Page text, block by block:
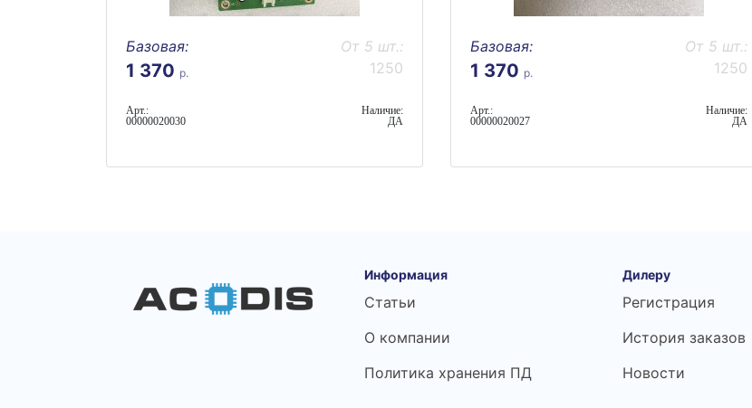
Базовая:
1 370 р.
От 5 шт.:
1250
Арт.:
00000020030
Наличие:
ДА
Базовая:
1 370 р.
От 5 шт.:
1250
Арт.:
00000020027
Наличие:
ДА
Информация
Статьи
О компании
Политика хранения ПД
Дилеру
Регистрация
История заказов
Новости